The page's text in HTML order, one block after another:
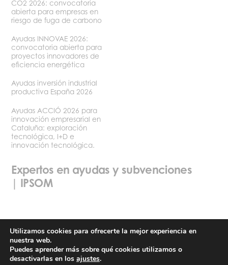
Expertos en ayudas y subvenciones
| IPSOM
Política de privacidad
©2026 Ipsom
CO2 2026: convocatoria
abierta para empresas en
riesgo de fuga de carbono
Ayudas INNOVAE 2026:
convocatoria abierta para
proyectos innovadores de
eficiencia energética
Ayudas inversión industrial
productiva España 2026
Ayudas ACCIÓ 2026 para
innovación empresarial en
Cataluña: exploración
tecnológica, I+D e
innovación tecnológica.
Utilizamos cookies para ofrecerte la mejor experiencia en
nuestra web.
Puedes aprender más sobre qué cookies utilizamos o
desactivarlas en los ajustes.